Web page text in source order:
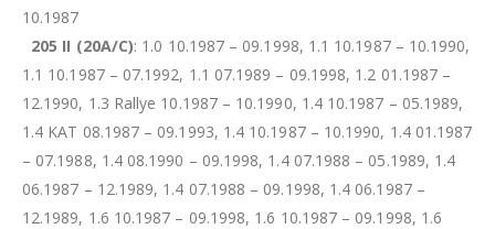
10.1987
205 II (20A/C): 1.0 10.1987 – 09.1998, 1.1 10.1987 – 10.1990,
1.1 10.1987 – 07.1992, 1.1 07.1989 – 09.1998, 1.2 01.1987 –
12.1990, 1.3 Rallye 10.1987 – 10.1990, 1.4 10.1987 – 05.1989,
1.4 KAT 08.1987 – 09.1993, 1.4 10.1987 – 10.1990, 1.4 01.1987
– 07.1988, 1.4 08.1990 – 09.1998, 1.4 07.1988 – 05.1989, 1.4
06.1987 – 12.1989, 1.4 07.1988 – 09.1998, 1.4 06.1987 –
12.1989, 1.6 10.1987 – 09.1998, 1.6 10.1987 – 09.1998, 1.6